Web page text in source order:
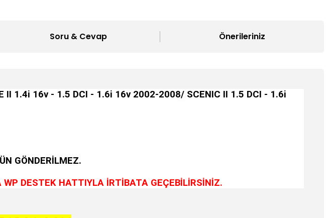
Soru & Cevap Önerileriniz
II 1.4i 16v - 1.5 DCI - 1.6i 16v 2002-2008/ SCENIC II 1.5 DCI - 1.6i
GÖNDERİLMEZ.
DESTEK HATTIYLA İRTİBATA GEÇEBİLİRSİNİZ.